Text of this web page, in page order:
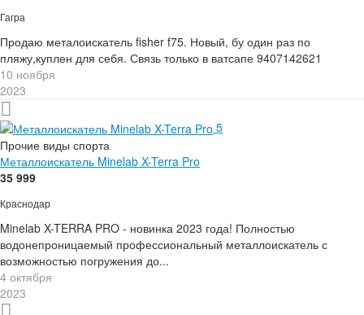
Гагра
Продаю металоискатель fisher f75. Новый, бу один раз по
пляжу,куплен для себя. Связь только в ватсапе 9407142621
10 ноября
2023
5
Прочие виды спорта
Металлоискатель Minelab X-Terra Pro
35 999
Краснодар
Minelab X-TERRA PRO - новинка 2023 года! Полностью
водонепроницаемый профессиональный металлоискатель с
возможностью погружения до...
4 октября
2023